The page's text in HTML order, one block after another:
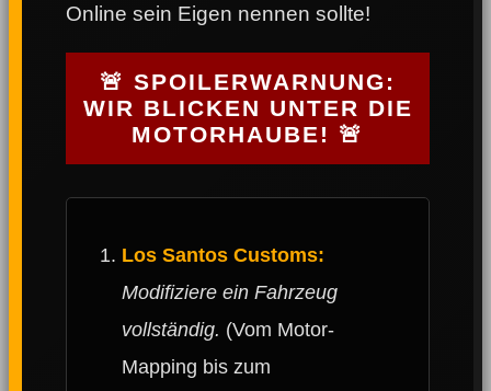
Online sein Eigen nennen sollte!
🚨 SPOILERWARNUNG:
WIR BLICKEN UNTER DIE
MOTORHAUBE! 🚨
Los Santos Customs:
Modifiziere ein Fahrzeug
vollständig. (Vom Motor-
Mapping bis zum